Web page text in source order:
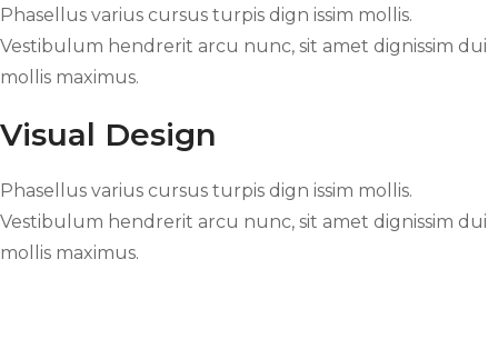
Phasellus varius cursus turpis dign issim mollis.
Vestibulum hendrerit arcu nunc, sit amet dignissim dui
mollis maximus.
Visual Design
Phasellus varius cursus turpis dign issim mollis.
Vestibulum hendrerit arcu nunc, sit amet dignissim dui
mollis maximus.